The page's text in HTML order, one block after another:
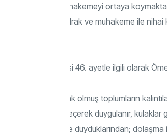
akletmeyi, muhakemeyi ortaya
alıyor. Çünkü idrak ve muhakeme ile
Hac Suresi 46. ayetle ilgili olarak
önceden helak olmuş toplumların
kalpler harekete geçerek duygulanır,
kendi gördükleri ve duyduklarından;